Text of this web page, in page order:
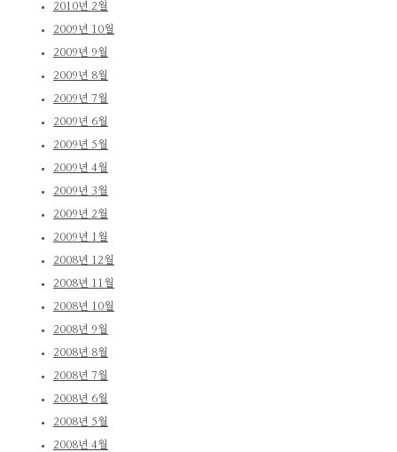
2010년 2월
2009년 10월
2009년 9월
2009년 8월
2009년 7월
2009년 6월
2009년 5월
2009년 4월
2009년 3월
2009년 2월
2009년 1월
2008년 12월
2008년 11월
2008년 10월
2008년 9월
2008년 8월
2008년 7월
2008년 6월
2008년 5월
2008년 4월